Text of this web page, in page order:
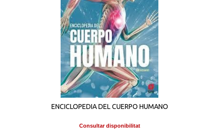
ENCICLOPEDIA DEL CUERPO HUMANO
Consultar disponibilitat